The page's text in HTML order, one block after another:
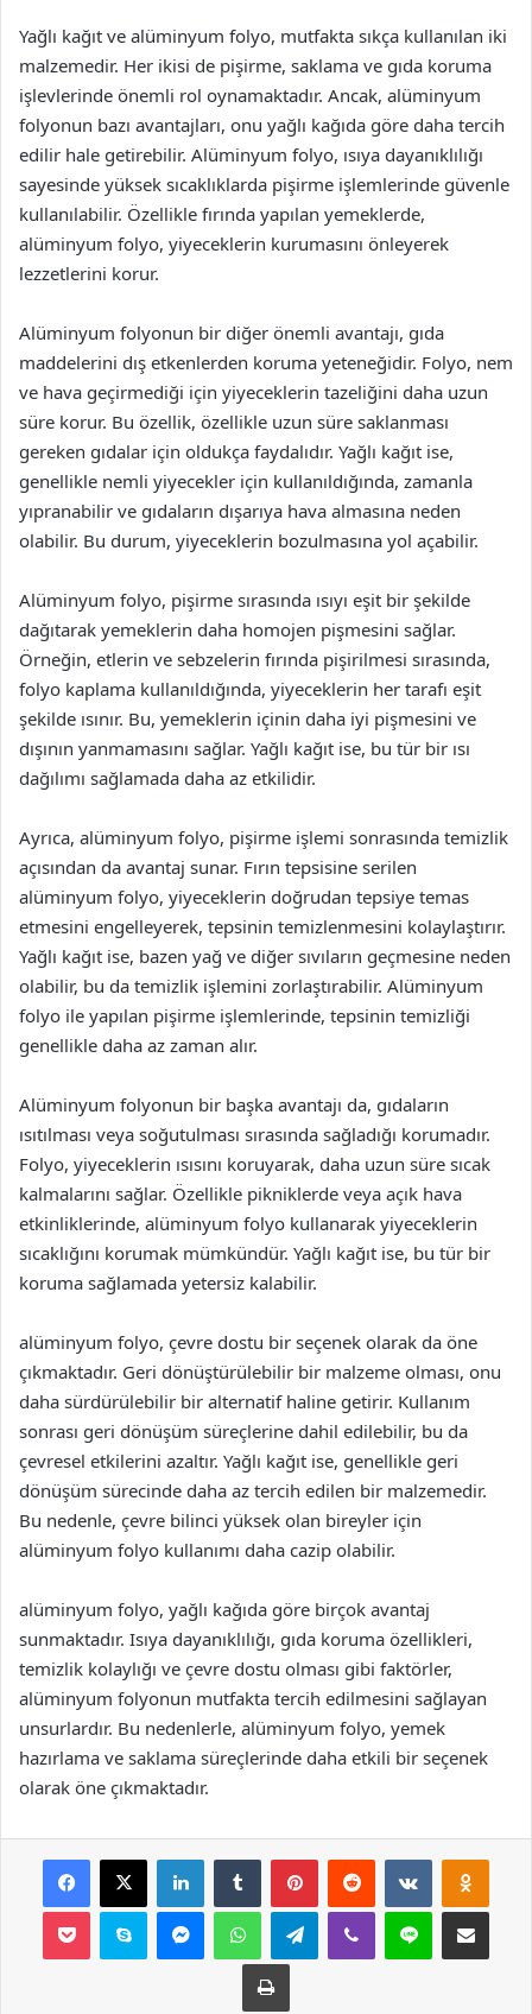
Yağlı kağıt ve alüminyum folyo, mutfakta sıkça kullanılan iki
malzemedir. Her ikisi de pişirme, saklama ve gıda koruma
işlevlerinde önemli rol oynamaktadır. Ancak, alüminyum
folyonun bazı avantajları, onu yağlı kağıda göre daha tercih
edilir hale getirebilir. Alüminyum folyo, ısıya dayanıklılığı
sayesinde yüksek sıcaklıklarda pişirme işlemlerinde güvenle
kullanılabilir. Özellikle fırında yapılan yemeklerde,
alüminyum folyo, yiyeceklerin kurumasını önleyerek
lezzetlerini korur.
Alüminyum folyonun bir diğer önemli avantajı, gıda
maddelerini dış etkenlerden koruma yeteneğidir. Folyo, nem
ve hava geçirmediği için yiyeceklerin tazeliğini daha uzun
süre korur. Bu özellik, özellikle uzun süre saklanması
gereken gıdalar için oldukça faydalıdır. Yağlı kağıt ise,
genellikle nemli yiyecekler için kullanıldığında, zamanla
yıpranabilir ve gıdaların dışarıya hava almasına neden
olabilir. Bu durum, yiyeceklerin bozulmasına yol açabilir.
Alüminyum folyo, pişirme sırasında ısıyı eşit bir şekilde
dağıtarak yemeklerin daha homojen pişmesini sağlar.
Örneğin, etlerin ve sebzelerin fırında pişirilmesi sırasında,
folyo kaplama kullanıldığında, yiyeceklerin her tarafı eşit
şekilde ısınır. Bu, yemeklerin içinin daha iyi pişmesini ve
dışının yanmamasını sağlar. Yağlı kağıt ise, bu tür bir ısı
dağılımı sağlamada daha az etkilidir.
Ayrıca, alüminyum folyo, pişirme işlemi sonrasında temizlik
açısından da avantaj sunar. Fırın tepsisine serilen
alüminyum folyo, yiyeceklerin doğrudan tepsiye temas
etmesini engelleyerek, tepsinin temizlenmesini kolaylaştırır.
Yağlı kağıt ise, bazen yağ ve diğer sıvıların geçmesine neden
olabilir, bu da temizlik işlemini zorlaştırabilir. Alüminyum
folyo ile yapılan pişirme işlemlerinde, tepsinin temizliği
genellikle daha az zaman alır.
Alüminyum folyonun bir başka avantajı da, gıdaların
ısıtılması veya soğutulması sırasında sağladığı korumadır.
Folyo, yiyeceklerin ısısını koruyarak, daha uzun süre sıcak
kalmalarını sağlar. Özellikle pikniklerde veya açık hava
etkinliklerinde, alüminyum folyo kullanarak yiyeceklerin
sıcaklığını korumak mümkündür. Yağlı kağıt ise, bu tür bir
koruma sağlamada yetersiz kalabilir.
alüminyum folyo, çevre dostu bir seçenek olarak da öne
çıkmaktadır. Geri dönüştürülebilir bir malzeme olması, onu
daha sürdürülebilir bir alternatif haline getirir. Kullanım
sonrası geri dönüşüm süreçlerine dahil edilebilir, bu da
çevresel etkilerini azaltır. Yağlı kağıt ise, genellikle geri
dönüşüm sürecinde daha az tercih edilen bir malzemedir.
Bu nedenle, çevre bilinci yüksek olan bireyler için
alüminyum folyo kullanımı daha cazip olabilir.
alüminyum folyo, yağlı kağıda göre birçok avantaj
sunmaktadır. Isıya dayanıklılığı, gıda koruma özellikleri,
temizlik kolaylığı ve çevre dostu olması gibi faktörler,
alüminyum folyonun mutfakta tercih edilmesini sağlayan
unsurlardır. Bu nedenlerle, alüminyum folyo, yemek
hazırlama ve saklama süreçlerinde daha etkili bir seçenek
olarak öne çıkmaktadır.
Facebook
X LinkedInTumblr PinterestReddit VKontakte
Pocket Skype MessengerWhatsAppTelegramViber Line E-Posta ile
Yazdır